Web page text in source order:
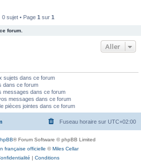
0 sujet • Page 1 sur 1
forum.
Aller
sujets dans ce forum
dans ce forum
messages dans ce forum
messages dans ce forum
pièces jointes dans ce forum
Fuseau horaire sur UTC+02:00
® Forum Software © phpBB Limited
française officielle ©Miles Cellar
| Conditions